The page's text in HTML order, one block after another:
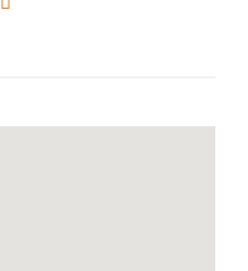
, entorno natural y privado